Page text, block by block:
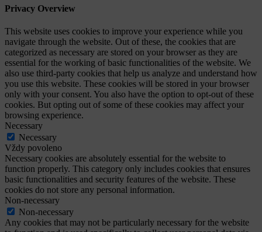
Privacy Overview
This website uses cookies to improve your experience while you
navigate through the website. Out of these, the cookies that are
categorized as necessary are stored on your browser as they are
essential for the working of basic functionalities of the website. We
also use third-party cookies that help us analyze and understand how
you use this website. These cookies will be stored in your browser
only with your consent. You also have the option to opt-out of these
cookies. But opting out of some of these cookies may affect your
browsing experience.
Necessary
Necessary
Vždy povoleno
Necessary cookies are absolutely essential for the website to
function properly. This category only includes cookies that ensures
basic functionalities and security features of the website. These
cookies do not store any personal information.
Non-necessary
Non-necessary
Any cookies that may not be particularly necessary for the website